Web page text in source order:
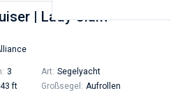
| Lady Clam
3 Art: Segelyacht
43 ft Großsegel: Aufrollen